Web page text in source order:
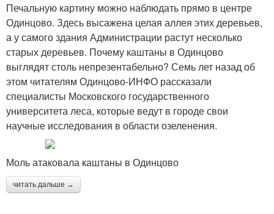
Печальную картину можно наблюдать прямо в центре
Одинцово. Здесь высажена целая аллея этих деревьев,
а у самого здания Администрации растут несколько
старых деревьев. Почему каштаны в Одинцово
выглядят столь непрезентабельно? Семь лет назад об
этом читателям Одинцово-ИНФО рассказали
специалисты Московского государственного
университета леса, которые ведут в городе свои
научные исследования в области озеленения.
Моль атаковала каштаны в Одинцово
читать дальше →